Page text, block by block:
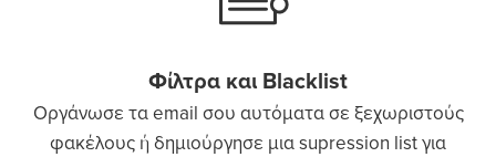
Φίλτρα και Blacklist
Οργάνωσε τα email σου αυτόματα σε ξεχωριστούς
φακέλους ή δημιούργησε μια supression list για